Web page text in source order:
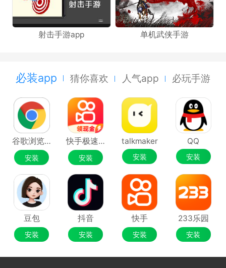
射击手游app 单机武侠手游
必装app 猜你喜欢 人气app 必玩手游
谷歌浏览器Google Chrome
安装
快手极速版
安装
talkmaker
安装
QQ
安装
豆包
安装
抖音
安装
快手
安装
233乐园
安装